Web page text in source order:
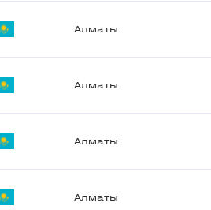
Алматы
Алматы
Алматы
Алматы